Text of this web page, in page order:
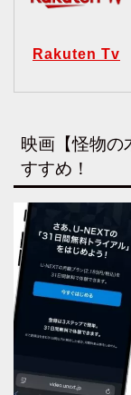
Rakuten Tv
映画【怪物の
すすめ！